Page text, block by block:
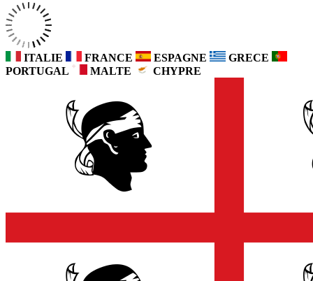
ITALIE FRANCE ESPAGNE
GRECE
PORTUGAL
MALTE CHYPRE